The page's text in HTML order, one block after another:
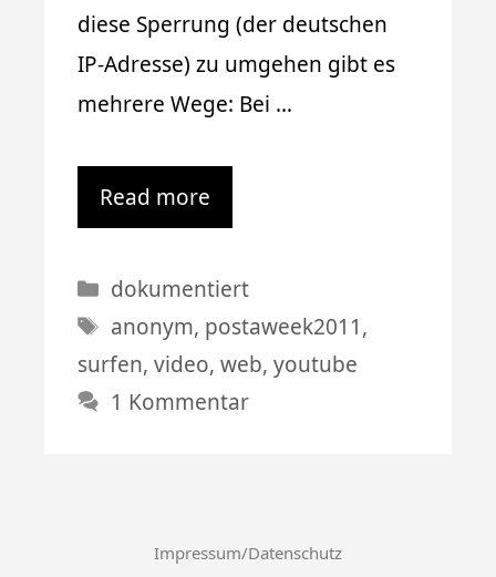
diese Sperrung (der deutschen
IP-Adresse) zu umgehen gibt es
mehrere Wege: Bei …
Read more
Kategorien
dokumentiert
Schlagwörter
anonym, postaweek2011,
surfen, video, web, youtube
1 Kommentar
Impressum/Datenschutz